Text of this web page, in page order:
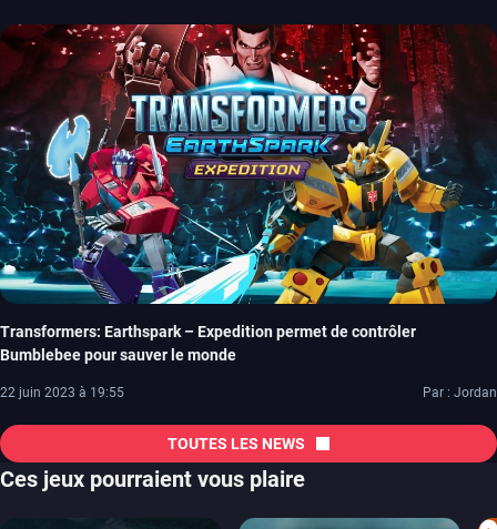
Transformers: Earthspark – Expedition permet de contrôler
Bumblebee pour sauver le monde
22 juin 2023 à 19:55 Par : Jordan
TOUTES LES NEWS
Ces jeux pourraient vous plaire